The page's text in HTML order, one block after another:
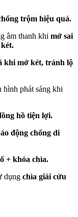
trộm hiệu quả.
âm thanh khi mở sai
khi mở két, tránh lộ
hình phát sáng khi
hồ tiện lợi.
động chống di
+ khóa chìa.
dụng chìa giải cứu